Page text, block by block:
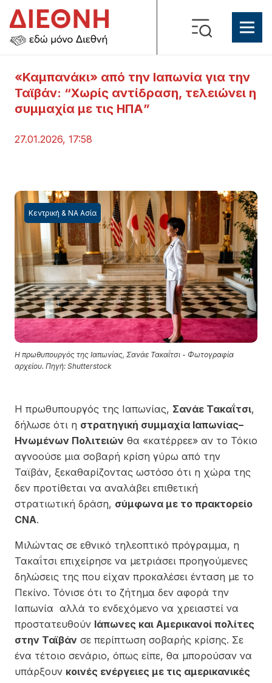
«Καμπανάκι» από την Ιαπωνία για την
Ταϊβάν: “Χωρίς αντίδραση, τελειώνει η
συμμαχία με τις ΗΠΑ”
27.01.2026, 17:58
Η πρωθυπουργός της Ιαπωνίας, Σανάε Τακαΐτσι - Φωτογραφία
αρχείου. Πηγή: Shutterstock
Κεντρική & ΝΑ Ασία
Η πρωθυπουργός της Ιαπωνίας, Σανάε Τακαΐτσι,
δήλωσε ότι η στρατηγική συμμαχία Ιαπωνίας–
Ηνωμένων Πολιτειών θα «κατέρρεε» αν το Τόκιο
αγνοούσε μια σοβαρή κρίση γύρω από την
Ταϊβάν, ξεκαθαρίζοντας ωστόσο ότι η χώρα της
δεν προτίθεται να αναλάβει επιθετική
στρατιωτική δράση, σύμφωνα με το πρακτορείο
CNA.
Μιλώντας σε εθνικό τηλεοπτικό πρόγραμμα, η
Τακαΐτσι επιχείρησε να μετριάσει προηγούμενες
δηλώσεις της που είχαν προκαλέσει ένταση με το
Πεκίνο. Τόνισε ότι το ζήτημα δεν αφορά την
Ιαπωνία αλλά το ενδεχόμενο να χρειαστεί να
προστατευθούν Ιάπωνες και Αμερικανοί πολίτες
στην Ταϊβάν σε περίπτωση σοβαρής κρίσης. Σε
ένα τέτοιο σενάριο, όπως είπε, θα μπορούσαν να
υπάρξουν κοινές ενέργειες με τις αμερικανικές